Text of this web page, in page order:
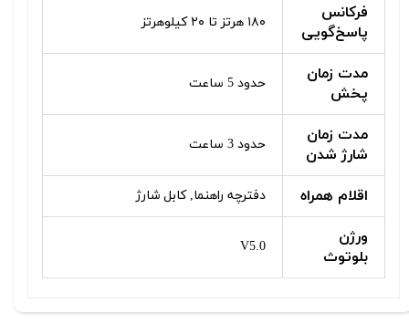
فرکانس
پاسخ‌گویی
۱۸۰ هرتز تا ۲۰ کیلوهرتز
مدت زمان
پخش
حدود 5 ساعت
مدت زمان
شارژ شدن
حدود 3 ساعت
اقلام همراه دفترچه راهنما, کابل شارژ
ورژن
بلوتوث
V5.0